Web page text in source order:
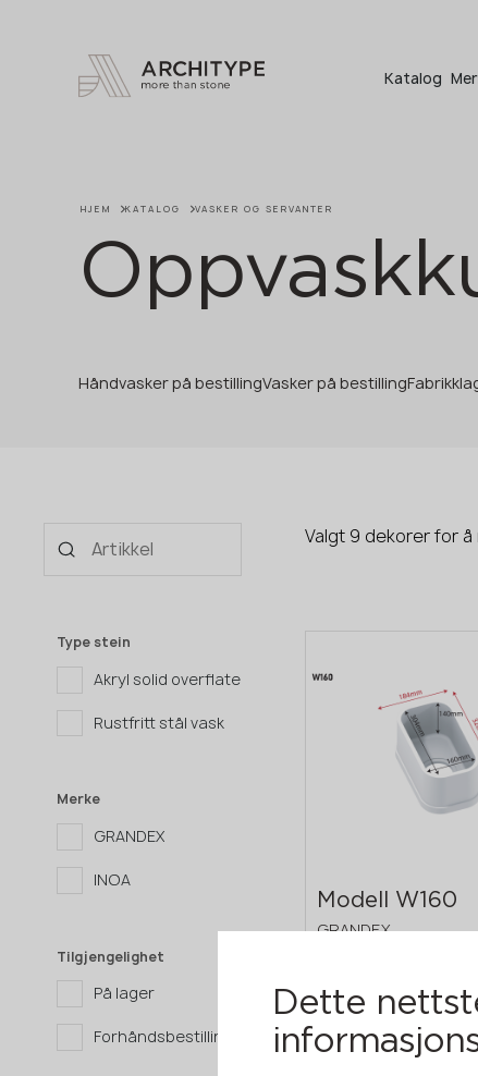
Katalog
HJEM KATALOG VASKER OG SERVANTER
Håndvasker på bestillingVasker på bestilling
Type stein
Akryl solid overflate
Rustfritt stål vask
Merke
GRANDEX
INOA
Tilgjengelighet
På lager
Forhåndsbestilling
Valgt 9 dekorer for
Modell W160
GRANDEX
Dette